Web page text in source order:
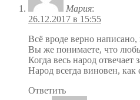
Мария:
26.12.2017 в 15:55
Всё вроде верно написано,
Вы же понимаете, что
Когда весь народ
Народ всегда виновен, как
Ответить